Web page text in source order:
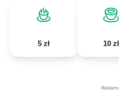
5 zł 10 zł